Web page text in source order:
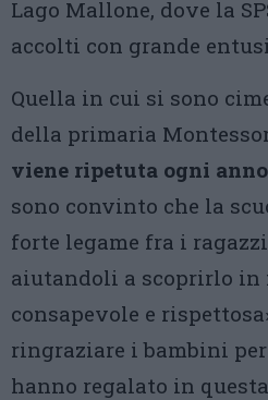
Lago Mallone, dove la
accolti con grande
Quella in cui si sono
della primaria
viene ripetuta ogni anno
sono convinto che la
forte legame fra i
aiutandoli a scoprirlo in
consapevole e
ringraziare i bambini
hanno regalato in